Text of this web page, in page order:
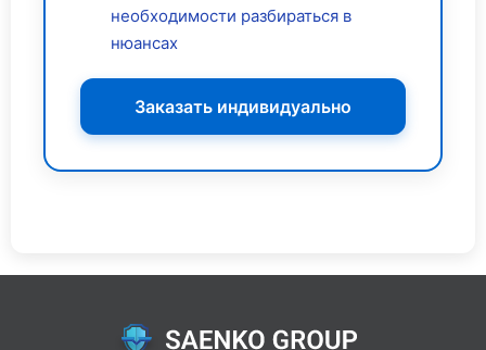
необходимости разбираться в
нюансах
Заказать индивидуально